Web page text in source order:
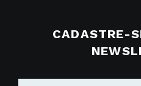
CADASTRE-